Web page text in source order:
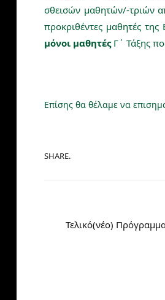
σθεισών μαθητών/-τριών
προκριθέντες μαθητές
μόνοι μαθητέςΓ΄ Τάξης
Επίσης θα θέλαμε να
SHARE.
Τελικό(νέο)